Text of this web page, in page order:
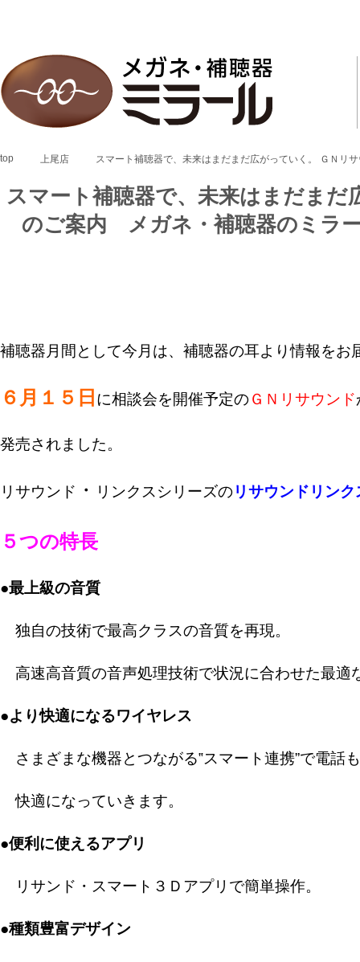
top 上尾店 スマート補聴器で、未来はまだまだ広がっていく。 ＧＮ
スマート補聴器で、未来はまだま
のご案内 メガネ・補聴器のミラ
補聴器月間として今月は、補聴器の耳より情報をお
６月１５日 に相談会を開催予定のＧＮリサウンド
発売されました。
リサウンド ・ リンクスシリーズのリサウンドリンク
５つの特長
●最上級の音質
独自の技術で最高クラスの音質を再現。
高速高音質の音声処理技術で状況に合わせた最適
●より快適になるワイヤレス
さまざまな機器とつながる‟スマート連携”で電話
快適になっていきます。
●便利に使えるアプリ
リサンド・スマート３Ｄアプリで簡単操作。
●種類豊富デザイン